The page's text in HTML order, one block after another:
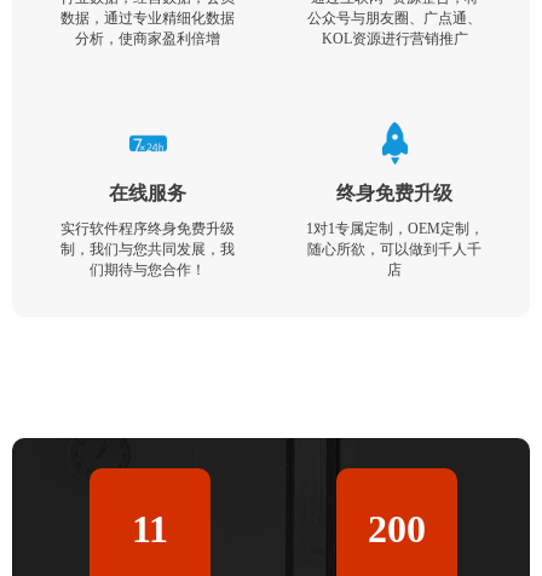
数据，通过专业精细化数据
分析，使商家盈利倍增
公众号与朋友圈、广点通、
KOL资源进行营销推广
在线服务
实行软件程序终身免费升级
制，我们与您共同发展，我
们期待与您合作！
终身免费升级
1对1专属定制，OEM定制，
随心所欲，可以做到千人千
店
11 200